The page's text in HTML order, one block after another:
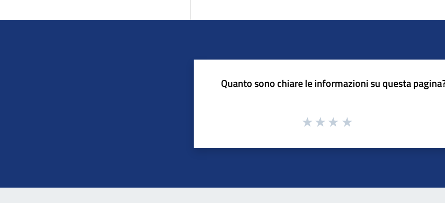
Quanto sono chiare le informazioni su questa